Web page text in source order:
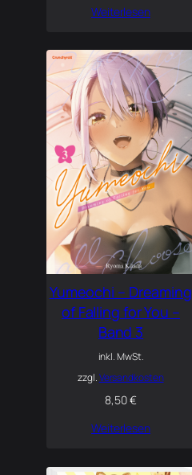
Weiterlesen
Yumeochi – Dreaming
of Falling for You –
Band 3
inkl. MwSt.
zzgl.Versandkosten
8,50€
Weiterlesen